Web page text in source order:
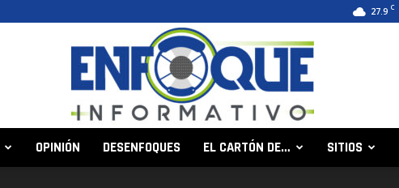
27.9 C
OPINIÓN DESENFOQUES EL CARTÓN DE… SITIOS